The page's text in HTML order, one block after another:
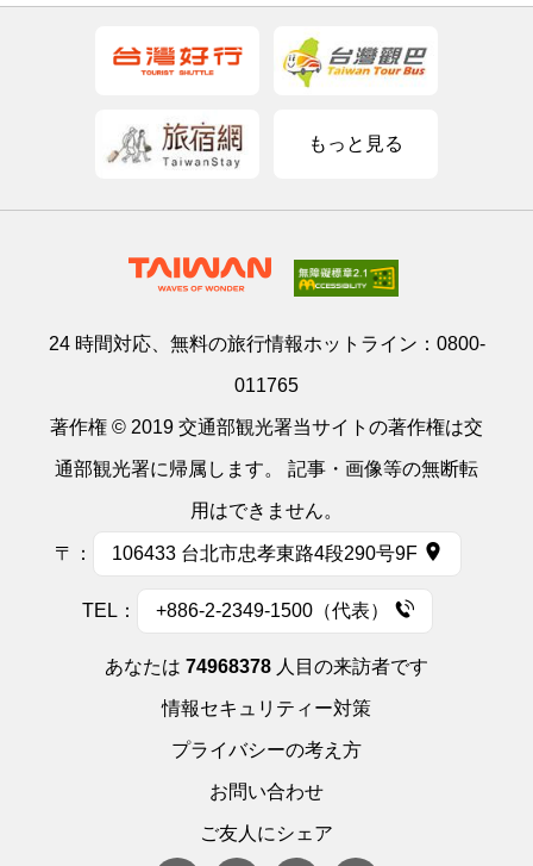
もっと見る
24 時間対応、無料の旅行情報ホットライン： 0800-
011765
著作権 © 2019 交通部観光署当サイトの著作権は交
通部観光署に帰属します。 記事・画像等の無断転
用はできません。
〒： 106433 台北市忠孝東路4段290号9F
TEL： +886-2-2349-1500（代表）
あなたは 74968378 人目の来訪者です
情報セキュリティー対策
プライバシーの考え方
お問い合わせ
ご友人にシェア